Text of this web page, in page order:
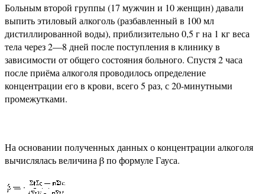
Больным второй группы (17 мужчин и 10 женщин) давали
выпить этиловый алкоголь (разбавленный в 100 мл
дистиллированной воды), приблизительно 0,5 г на 1 кг веса
тела через 2—8 дней после поступления в клинику в
зависимости от общего состояния больного. Спустя 2 часа
после приёма алкоголя проводилось определение
концентрации его в крови, всего 5 раз, с 20-минутными
промежутками.
На основании полученных данных о концентрации алкоголя
вычислялась величина β по формуле Гауса.